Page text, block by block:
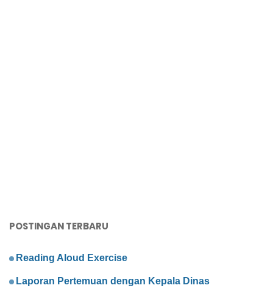
POSTINGAN TERBARU
Reading Aloud Exercise
Laporan Pertemuan dengan Kepala Dinas